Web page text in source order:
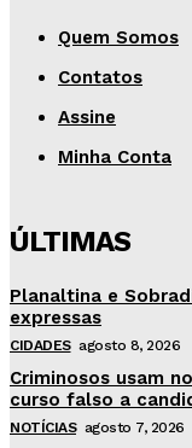
Quem Somos
Contatos
Assine
Minha Conta
ÚLTIMAS
Planaltina e
expressas
CIDADES agosto 8, 2026
Criminosos usam
curso falso a
NOTÍCIAS agosto 7, 2026